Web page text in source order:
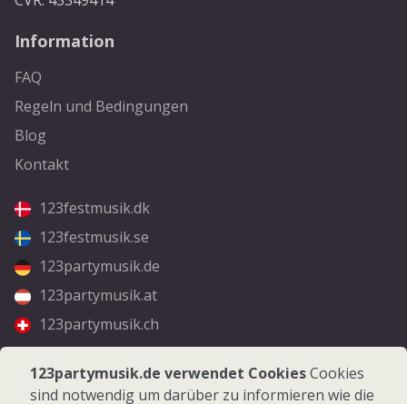
Information
FAQ
Regeln und Bedingungen
Blog
Kontakt
123festmusik.dk
123festmusik.se
123partymusik.de
123partymusik.at
123partymusik.ch
Folgen Sie uns
123partymusik.de verwendet CookiesCookies
sind notwendig um darüber zu informieren wie die